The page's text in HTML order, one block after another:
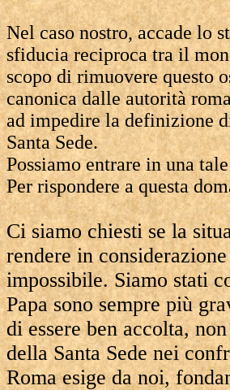
Nel caso nostro, accade lo
sfiducia reciproca tra il
scopo di rimuovere questo
canonica dalle autorità
ad impedire la definizione
Santa Sede.
Possiamo entrare in una
Per rispondere a questa
Ci siamo chiesti se la
rendere in
impossibile. Siamo stati
Papa sono sempre più
di essere ben accolta,
della Santa Sede nei
Roma esige da noi,